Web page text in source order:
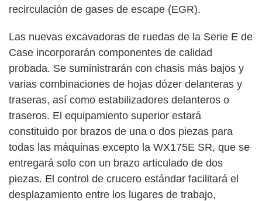
recirculación de gases de escape (EGR).
Las nuevas excavadoras de ruedas de la Serie E de
Case incorporarán componentes de calidad
probada. Se suministrarán con chasis más bajos y
varias combinaciones de hojas dózer delanteras y
traseras, así como estabilizadores delanteros o
traseros. El equipamiento superior estará
constituido por brazos de una o dos piezas para
todas las máquinas excepto la WX175E SR, que se
entregará solo con un brazo articulado de dos
piezas. El control de crucero estándar facilitará el
desplazamiento entre los lugares de trabajo,